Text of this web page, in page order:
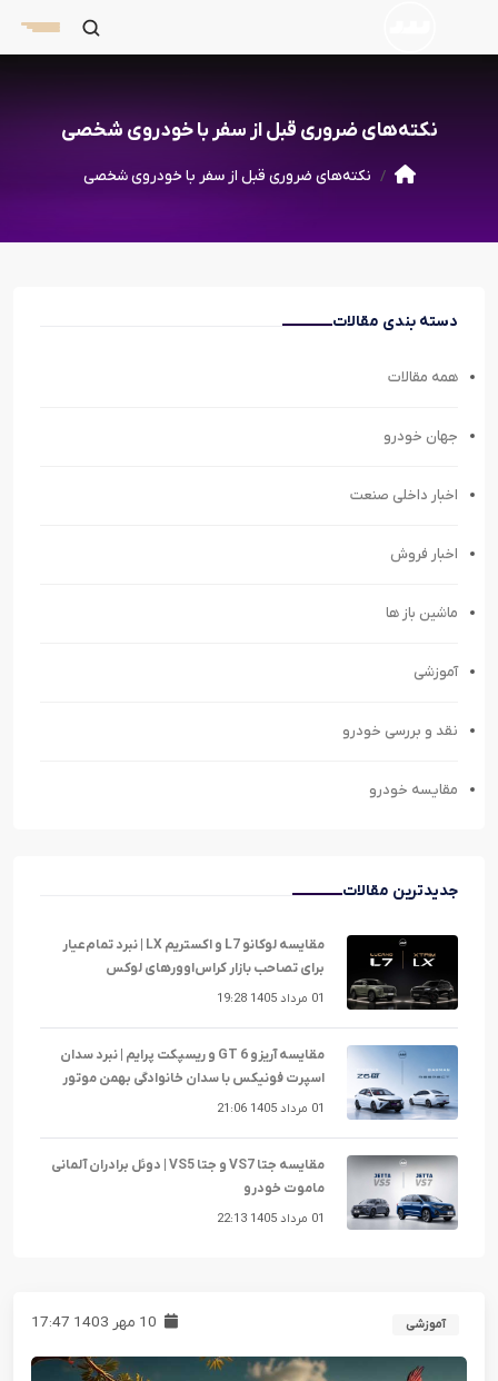
نکته‌های ضروری قبل از سفر با خودروی شخصی
نکته‌های ضروری قبل از سفر با خودروی شخصی
دسته بندی مقالات
همه مقالات
جهان خودرو
اخبار داخلی صنعت
اخبار فروش
ماشین باز ها
آموزشی
نقد و بررسی خودرو
مقایسه خودرو
جدیدترین مقالات
مقایسه لوکانو L7 و اکستریم LX | نبرد تمام‌عیار
برای تصاحب بازار کراس‌اوورهای لوکس
01 مرداد 1405 19:28
مقایسه آریزو 6 GT و ریسپکت پرایم | نبرد سدان
اسپرت فونیکس با سدان خانوادگی بهمن موتور
01 مرداد 1405 21:06
مقایسه جتا VS7 و جتا VS5 | دوئل برادران آلمانی
ماموت خودرو
01 مرداد 1405 22:13
آموزشی